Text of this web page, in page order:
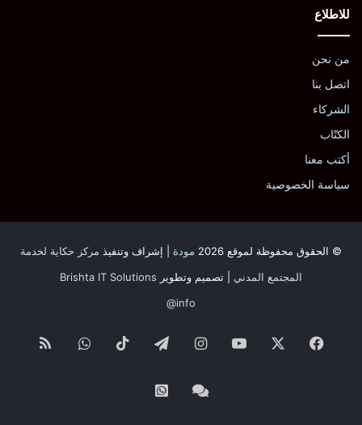
للاطلاع
من نحن
اتصل بنا
الشركاء
الكتّاب
أكتب معنا
سياسة الخصوصية
© الحقوق محفوظة لموقع 2026 مودة | إشراف وتنفيذ مركز حكاية لخدمة
المجتمع المدني | تصميم وتطوير Brishta IT Solutions
info@
فيسبوك ‫YouTubeانستقرامتيلقرام ‫TikTokواتسابملخص
Facebook
Whatsapp